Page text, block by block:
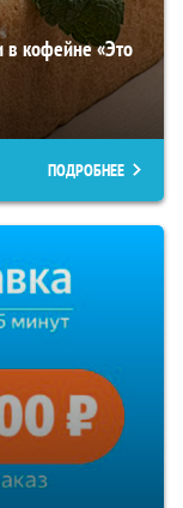
кофейне «Это
ПОДРОБНЕЕ